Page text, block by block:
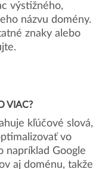
výstižného,
názvu domény.
znaky alebo
VIAC?
kľúčové slová,
vo
napríklad Google
aj doménu, takže